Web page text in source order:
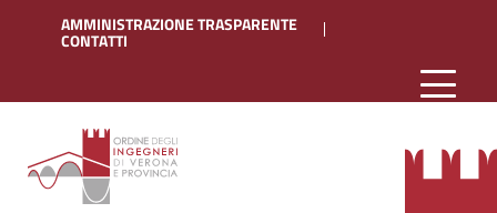
AMMINISTRAZIONE TRASPARENTE
CONTATTI